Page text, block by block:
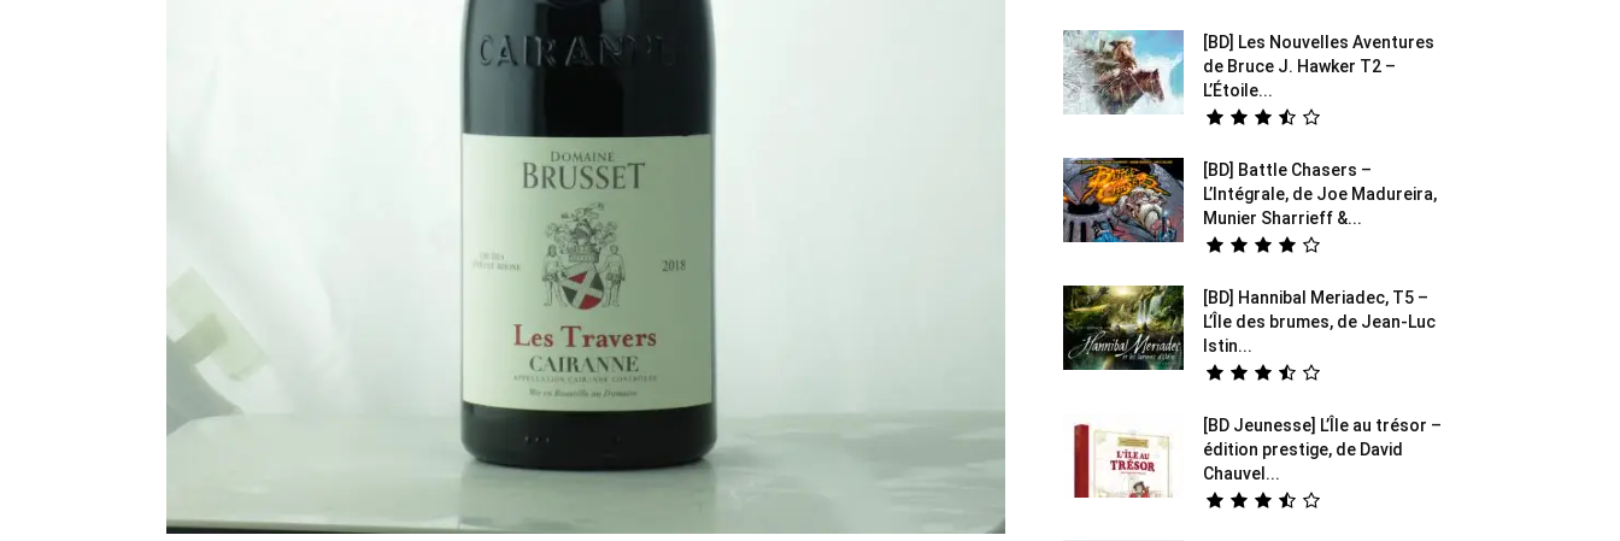
[BD] Les Nouvelles Aventures
de Bruce J. Hawker T2 –
L’Étoile...
[BD] Battle Chasers –
L’Intégrale, de Joe Madureira,
Munier Sharrieff &...
[BD] Hannibal Meriadec, T5 –
L’Île des brumes, de Jean-Luc
Istin...
[BD Jeunesse] L’Île au trésor –
édition prestige, de David
Chauvel...